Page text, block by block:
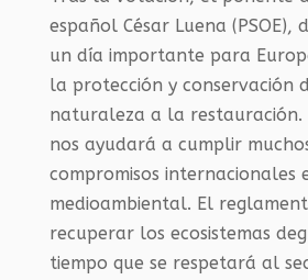
español César Luena (PSOE),
un día importante para
la protección y conservación
naturaleza a la restauración.
nos ayudará a cumplir
compromisos internacionales
medioambiental. El
recuperar los ecosistemas
tiempo que se respetará al